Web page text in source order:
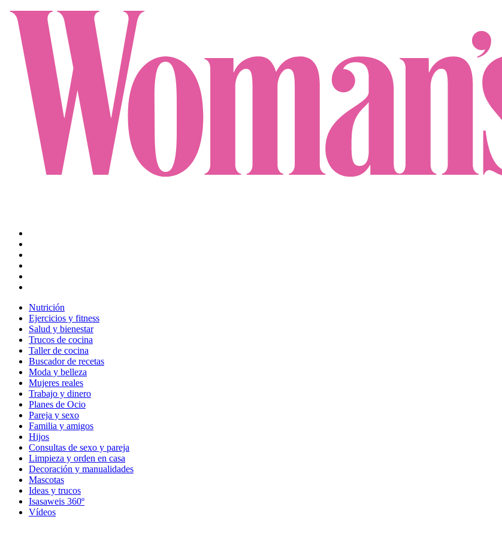
Nutrición
Ejercicios y fitness
Salud y bienestar
Trucos de cocina
Taller de cocina
Buscador de recetas
Moda y belleza
Mujeres reales
Trabajo y dinero
Planes de Ocio
Pareja y sexo
Familia y amigos
Hijos
Consultas de sexo y pareja
Limpieza y orden en casa
Decoración y manualidades
Mascotas
Ideas y trucos
Isasaweis 360º
Vídeos